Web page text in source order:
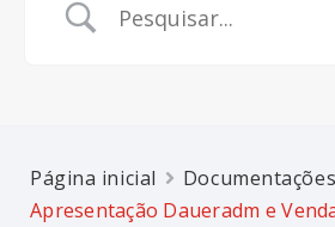
Página inicial Documentações
Apresentação Daueradm e